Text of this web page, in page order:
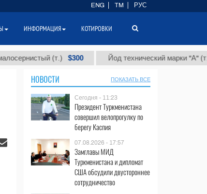
(т.) $300 Йод технический марки "А" (т.) $86
НОВОСТИ ПОКАЗАТЬ ВСЕ
Сегодня - 11:23
Президент Туркменистана
совершил велопрогулку по
берегу Каспия
07.08.2026 - 17:57
Замглавы МИД
Туркменистана и дипломат
США обсудили двустороннее
сотрудничество
ENG TM РУС
ИНФОРМАЦИЯ КОТИРОВКИ